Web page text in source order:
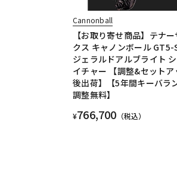
Cannonball
【お取り寄せ商品】テナー
クス キャノンボール GT5-
ジェラルドアルブライト
イチャー 【調整&セットア
後出荷】【5年間キーバラ
調整無料】
¥766,700 （税込）